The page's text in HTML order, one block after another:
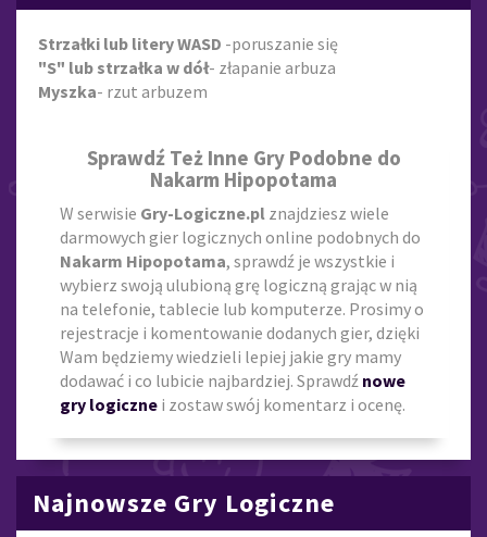
Strzałki lub litery WASD -poruszanie się
"S" lub strzałka w dół- złapanie arbuza
Myszka- rzut arbuzem
Sprawdź Też Inne Gry Podobne do
Nakarm Hipopotama
W serwisie Gry-Logiczne.pl znajdziesz wiele
darmowych gier logicznych online podobnych do
Nakarm Hipopotama, sprawdź je wszystkie i
wybierz swoją ulubioną grę logiczną grając w nią
na telefonie, tablecie lub komputerze. Prosimy o
rejestracje i komentowanie dodanych gier, dzięki
Wam będziemy wiedzieli lepiej jakie gry mamy
dodawać i co lubicie najbardziej. Sprawdź nowe
gry logiczne i zostaw swój komentarz i ocenę.
Najnowsze Gry Logiczne